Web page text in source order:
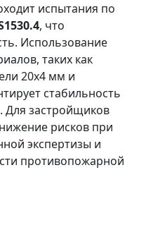
испытания по
, что
Использование
таких как
20x4 мм и
стабильность
Для застройщиков
рисков при
экспертизы и
противопожарной